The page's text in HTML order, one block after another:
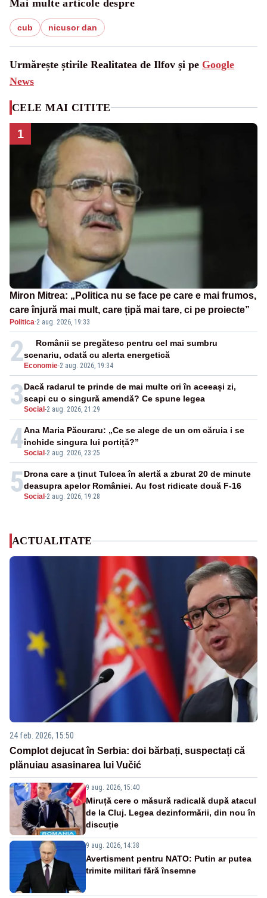
Mai multe articole despre
cub nicusor dan
Urmărește știrile Realitatea de Ilfov și pe Google
News
CELE MAI CITITE
1
Miron Mitrea: „Politica nu se face pe care e mai frumos,
care înjură mai mult, care țipă mai tare, ci pe proiecte”
Politica·2 aug. 2026, 19:33
2 Economie-2 aug. 2026, 19:34
Românii se pregătesc pentru cel mai sumbru
scenariu, odată cu alerta energetică
3Social -2 aug. 2026, 21:29
Dacă radarul te prinde de mai multe ori în aceeași zi,
scapi cu o singură amendă? Ce spune legea
4Social -2 aug. 2026, 23:25
Ana Maria Păcuraru: „Ce se alege de un om căruia i se
închide singura lui portiță?”
5Social -2 aug. 2026, 19:28
Drona care a ținut Tulcea în alertă a zburat 20 de minute
deasupra apelor României. Au fost ridicate două F-16
ACTUALITATE
24 feb. 2026, 15:50
Complot dejucat în Serbia: doi bărbați, suspectați că
plănuiau asasinarea lui Vučić
9 aug. 2026, 15:40
Miruță cere o măsură radicală după atacul
de la Cluj. Legea dezinformării, din nou în
discuție
9 aug. 2026, 14:38
Avertisment pentru NATO: Putin ar putea
trimite militari fără însemne